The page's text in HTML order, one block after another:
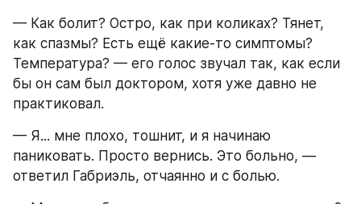
— Как болит? Остро, как при коликах? Тянет,
как спазмы? Есть ещё какие-то симптомы?
Температура? — его голос звучал так, как если
бы он сам был доктором, хотя уже давно не
практиковал.
— Я... мне плохо, тошнит, и я начинаю
паниковать. Просто вернись. Это больно, —
ответил Габриэль, отчаянно и с болью.